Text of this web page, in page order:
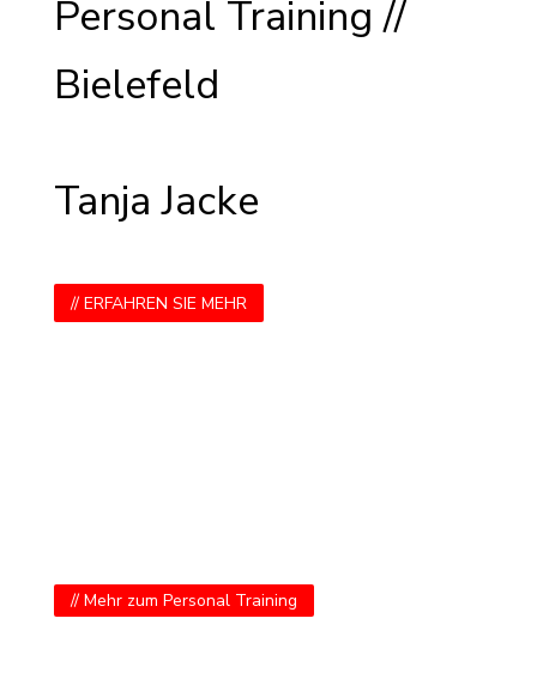
Personal Training //
Bielefeld
Tanja Jacke
// ERFAHREN SIE MEHR
// Mehr zum Personal Training